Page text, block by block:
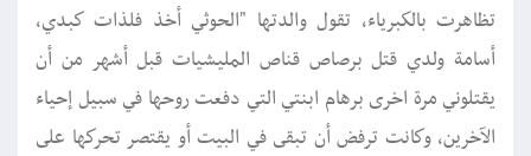
تظاهرت بالكبرياء، تقول والدتها "الحوثي أخذ فلذات كبدي،
أسامة ولدي قتل برصاص قناص المليشيات قبل أشهر من أن
يقتلوني مرة اخرى برهام ابنتي التي دفعت روحها في سبيل إحياء
الآخرين، وكانت ترفض أن تبقى في البيت أو يقتصر تحركها على